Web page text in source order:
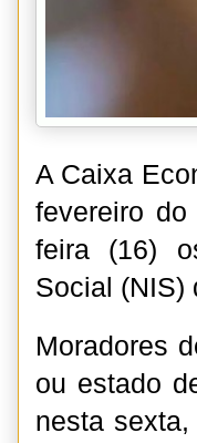
A Caixa
fevereiro
feira (16)
Social (NIS)
Moradores
ou estado
nesta